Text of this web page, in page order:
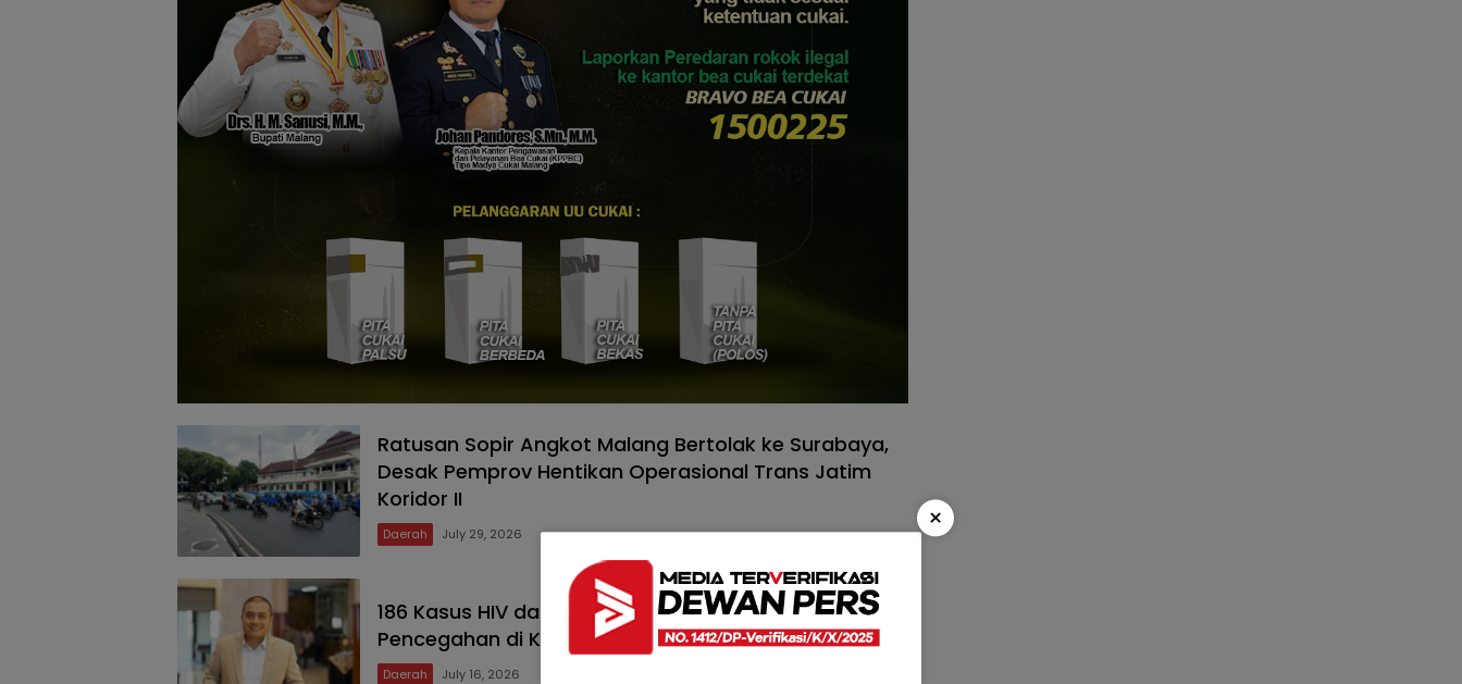
Ratusan Sopir Angkot Malang Bertolak ke Surabaya,
Desak Pemprov Hentikan Operasional Trans Jatim
Koridor II
Daerah July 29, 2026
186 Kasus HIV dalam 5 Bulan, Puguh Desak
Pencegahan di Kota Malang Diperkuat
Daerah July 16, 2026
×